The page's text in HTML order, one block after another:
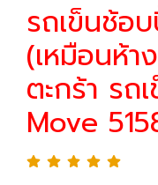
รถเข็นช้อ
(เหมือนห้
ตะกร้า รถ
Move